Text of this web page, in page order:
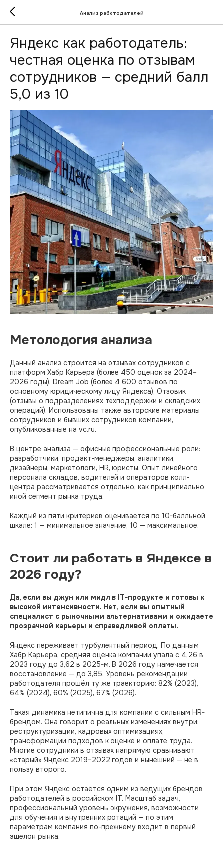
Анализ работодателей
Яндекс как работодатель:
честная оценка по отзывам
сотрудников — средний балл
5,0 из 10
Метолодогия анализа
Данный анализ строится на отзывах сотрудников с
платформ Хабр Карьера (более 450 оценок за 2024–
2026 годы), Dream Job (более 4 600 отзывов по
основному юридическому лицу Яндекса), Отзовик
(отзывы о подразделениях техподдержки и складских
операций). Использованы также авторские материалы
сотрудников и бывших сотрудников компании,
опубликованные на vc.ru.
В центре анализа — офисные профессиональные роли:
разработчики, продакт-менеджеры, аналитики,
дизайнеры, маркетологи, HR, юристы. Опыт линейного
персонала складов, водителей и операторов колл-
центра рассматривается отдельно, как принципиально
иной сегмент рынка труда.
Каждый из пяти критериев оценивается по 10-балльной
шкале: 1 — минимальное значение, 10 — максимальное.
Стоит ли работать в Яндексе в
2026 году?
Да, если вы джун или мидл в IT-продукте и готовы к
высокой интенсивности. Нет, если вы опытный
специалист с рыночными альтернативами и ожидаете
прозрачной карьеры и справедливой оплаты.
Яндекс переживает турбулентный период. По данным
Хабр Карьера, средняя оценка компании упала с 4,26 в
2023 году до 3,62 в 2025-м. В 2026 году намечается
восстановление — до 3,85. Уровень рекомендации
работодателя прошёл ту же траекторию: 82% (2023),
64% (2024), 60% (2025), 67% (2026).
Такая динамика нетипична для компании с сильным HR-
брендом. Она говорит о реальных изменениях внутри:
реструктуризации, кадровых оптимизациях,
трансформации подходов к оценке и оплате труда.
Многие сотрудники в отзывах напрямую сравнивают
«старый» Яндекс 2019–2022 годов и нынешний — не в
пользу второго.
При этом Яндекс остаётся одним из ведущих брендов
работодателей в российском IT. Масштаб задач,
профессиональный уровень окружения, возможности
для обучения и внутренних ротаций — по этим
параметрам компания по-прежнему входит в первый
эшелон рынка.